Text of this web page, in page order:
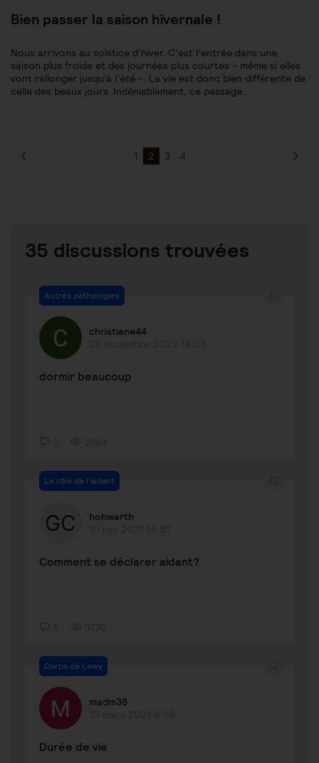
Bien passer la saison hivernale !
Nous arrivons au solstice d’hiver. C’est l’entrée dans une
saison plus froide et des journées plus courtes - même si elles
vont rallonger jusqu’à l’été -. La vie est donc bien différente de
celle des beaux jours. Indéniablement, ce passage…
1 2 3 4
35 discussions trouvées
Autres pathologies
christiane44
dormir beaucoup
Le rôle de l'aidant
hohwarth
Comment se déclarer aidant?
Corps de Lewy
madm38
Durée de vie